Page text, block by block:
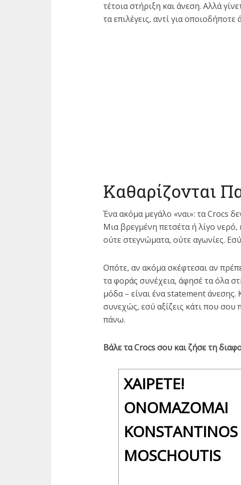
τέτοια στήριξη και άνεση. Αλλά
τα επιλέγεις, αντί για οποιοδήποτε
Καθαρίζονται
Ένα ακόμα μεγάλο «ναι»: τα Crocs
Μια βρεγμένη πετσέτα ή λίγο νερό,
ούτε στεγνώματα, ούτε αγωνίες.
Οπότε, αν ακόμα σκέφτεσαι αν
τα φοράς συνέχεια, άφησέ τα όλα
μόδα – είναι ένα statement
συνεχώς, εσύ αξίζεις κάτι που
πάνω.
Βάλε τα Crocs σου και ζήσε τη
ΧΑΊΡΕΤΕ!
ΟΝΟΜΆΖΟΜΑΙ
KONSTANTINOS
MOSCHOUTIS